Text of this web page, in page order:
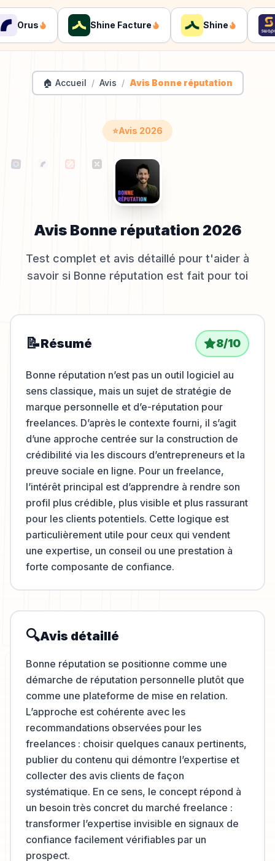
Orus Shine Facture Shine
🏠 Accueil / Avis / Avis Bonne réputation
⭐Avis 2026
Avis Bonne réputation 2026
Test complet et avis détaillé pour t'aider à
savoir si Bonne réputation est fait pour toi
📝Résumé 8/10
Bonne réputation n’est pas un outil logiciel au
sens classique, mais un sujet de stratégie de
marque personnelle et d’e-réputation pour
freelances. D’après le contexte fourni, il s’agit
d’une approche centrée sur la construction de
crédibilité via les discours d’entrepreneurs et la
preuve sociale en ligne. Pour un freelance,
l’intérêt principal est d’apprendre à rendre son
profil plus crédible, plus visible et plus rassurant
pour les clients potentiels. Cette logique est
particulièrement utile pour ceux qui vendent
une expertise, un conseil ou une prestation à
forte composante de confiance.
🔍Avis détaillé
Bonne réputation se positionne comme une
démarche de réputation personnelle plutôt que
comme une plateforme de mise en relation.
L’approche est cohérente avec les
recommandations observées pour les
freelances : choisir quelques canaux pertinents,
publier du contenu qui démontre l’expertise et
collecter des avis clients de façon
systématique. En ce sens, le concept répond à
un besoin très concret du marché freelance :
transformer l’expertise invisible en signaux de
confiance facilement vérifiables par un
prospect.